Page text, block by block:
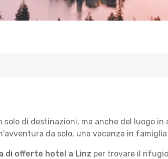
di destinazioni, ma anche del luogo
da solo, una vacanza in
di offerte hotel a Linz per trovare il